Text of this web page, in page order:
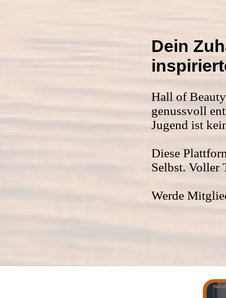
Dein
Hall of
genussvoll
Jugend ist
Diese
Selbst. Voller
Werde